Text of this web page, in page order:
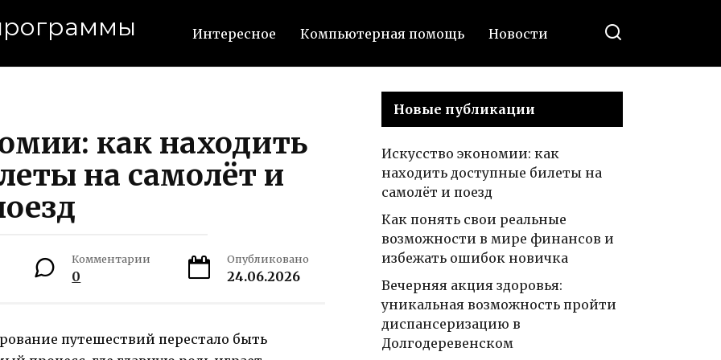
Интересное Компьютерная помощь Новости
как находить
на самолёт и
Комментарии
0
Опубликовано
24.06.2026
путешествий перестало быть
Новые публикации
Искусство экономии: как
находить доступные билеты на
самолёт и поезд
Как понять свои реальные
возможности в мире финансов и
избежать ошибок новичка
Вечерняя акция здоровья:
уникальная возможность пройти
диспансеризацию в
Долгодеревенском